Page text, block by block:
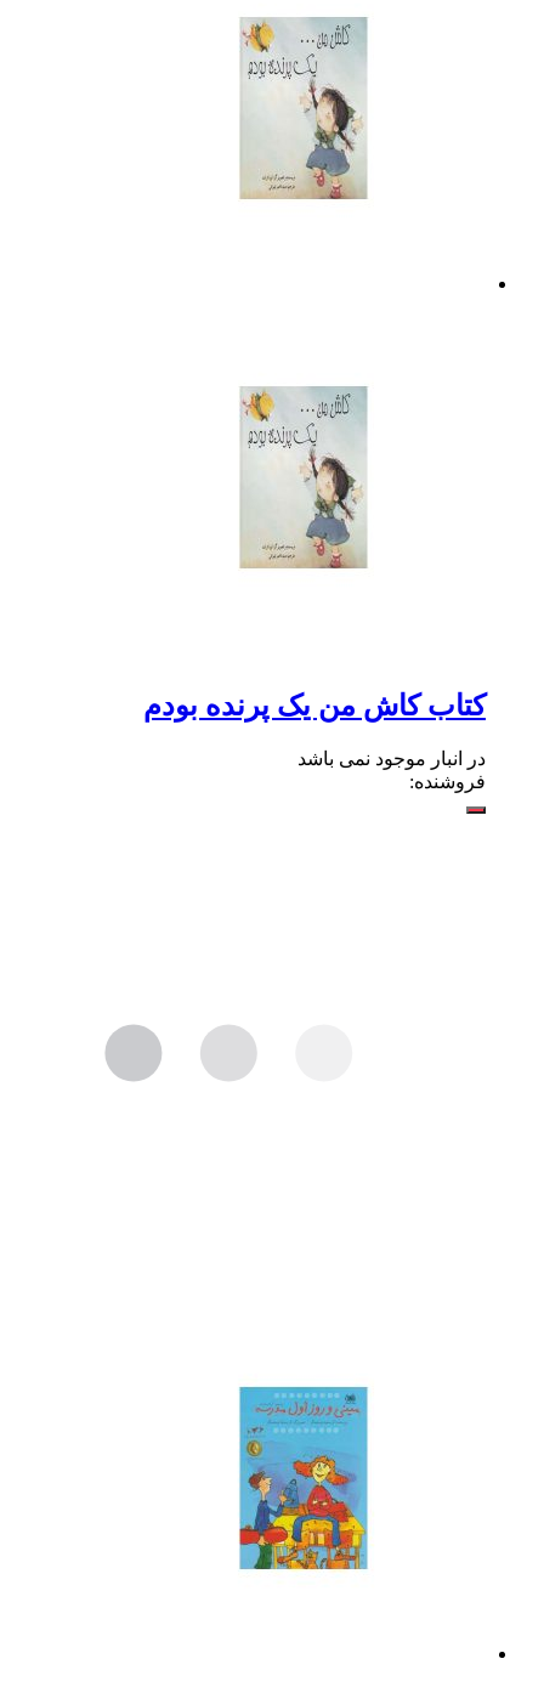
کتاب کاش من یک پرنده بودم
در انبار موجود نمی باشد
فروشنده: